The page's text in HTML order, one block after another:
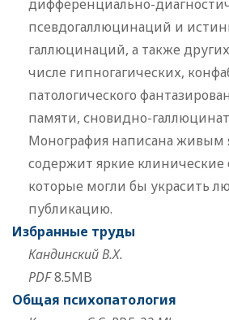
дифференциально-
псевдогаллюцинаций и
галлюцинаций, а также
числе гипногагических,
патологического
памяти, сновидно-
Монография написана живым
содержит яркие клинические
которые могли бы украсить
публикацию.
Избранные труды
Кандинский В.Х.
PDF8.5MB
Общая психопатология